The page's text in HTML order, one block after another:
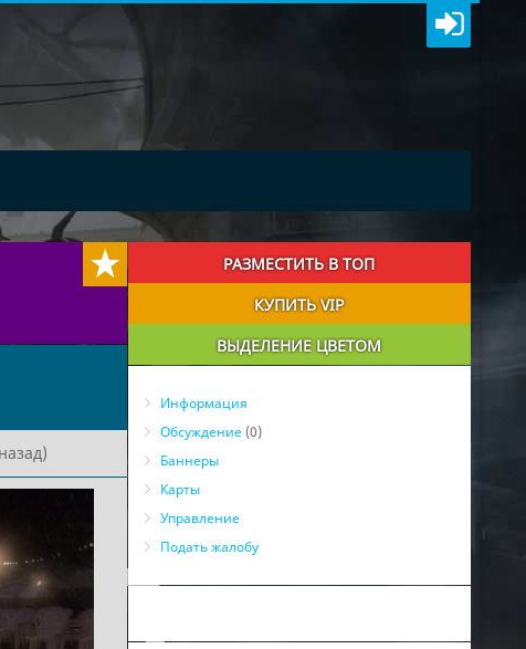
РАЗМЕСТИТЬ В ТОП
КУПИТЬ VIP
ВЫДЕЛЕНИЕ ЦВЕТОМ
Информация
Обсуждение(0)
Баннеры
Карты
Управление
Подать жалобу